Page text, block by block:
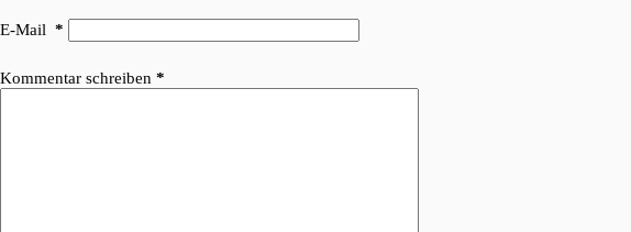
E-Mail *
Kommentar schreiben *